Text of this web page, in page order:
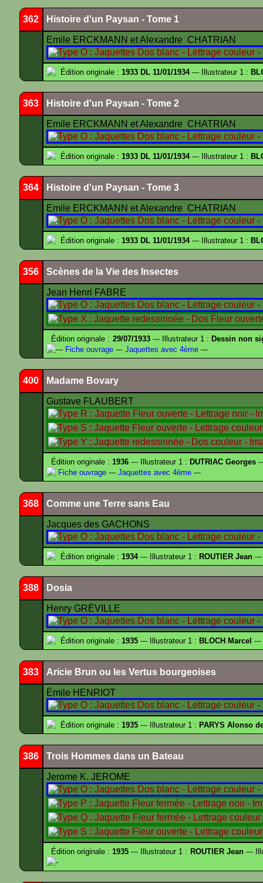
362 Histoire d'un Paysan - Tome 1
Emile ERCKMANN et Alexandre CHATRIAN
Édition originale : 1933 DL 11/01/1934--- Illustrateur 1 :
363 Histoire d'un Paysan - Tome 2
Emile ERCKMANN et Alexandre CHATRIAN
Édition originale : 1933 DL 11/01/1934--- Illustrateur 1 :
364 Histoire d'un Paysan - Tome 3
Emile ERCKMANN et Alexandre CHATRIAN
Édition originale : 1933 DL 11/01/1934--- Illustrateur 1 :
356 Scènes de la Vie des Insectes
Jean Henri FABRE
Édition originale : 29/07/1933--- Illustrateur 1 : Dessin non
--- Fiche ouvrage --- Jaquettes avec 4ème ---
400 Madame Bovary
Gustave FLAUBERT
Édition originale :1936 --- Illustrateur 1 : DUTRIAC Georges
Fiche ouvrage --- Jaquettes avec 4ème ---
368 Comme une Terre sans Eau
Jacques des GACHONS
Édition originale : 1934--- Illustrateur 1 : ROUTIER Jean ---
388 Dosia
Henry GRÉVILLE
Édition originale : 1935 --- Illustrateur 1 : BLOCH Marcel ---
383 Aricie Brun ou les Vertus bourgeoises
Émile HENRIOT
Édition originale : 1935 --- Illustrateur 1 : PARYS Alonso
386 Trois Hommes dans un Bateau
Jerome K. JEROME
Édition originale :1935 --- Illustrateur 1 : ROUTIER Jean---
-